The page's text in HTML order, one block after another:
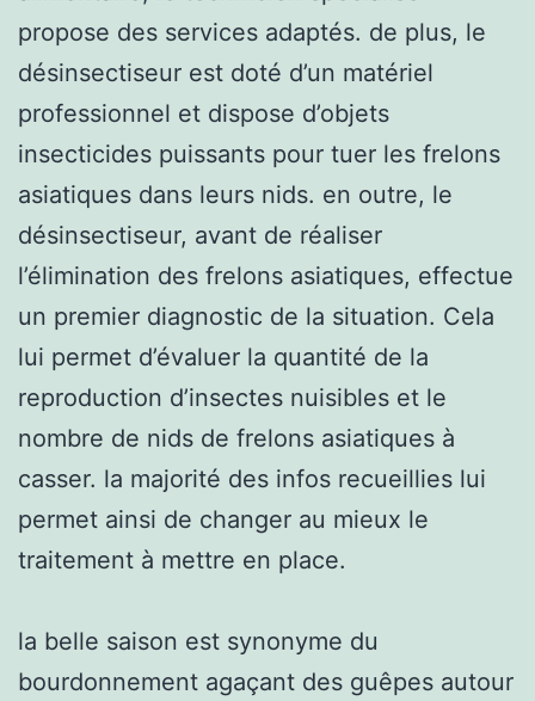
propose des services adaptés. de plus, le
désinsectiseur est doté d’un matériel
professionnel et dispose d’objets
insecticides puissants pour tuer les frelons
asiatiques dans leurs nids. en outre, le
désinsectiseur, avant de réaliser
l’élimination des frelons asiatiques, effectue
un premier diagnostic de la situation. Cela
lui permet d’évaluer la quantité de la
reproduction d’insectes nuisibles et le
nombre de nids de frelons asiatiques à
casser. la majorité des infos recueillies lui
permet ainsi de changer au mieux le
traitement à mettre en place.
la belle saison est synonyme du
bourdonnement agaçant des guêpes autour